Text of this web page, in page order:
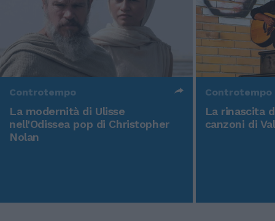
Controtempo
La modernità di Ulisse
nell'Odissea pop di Christopher
Nolan
Controtempo
La rinascita
canzoni di